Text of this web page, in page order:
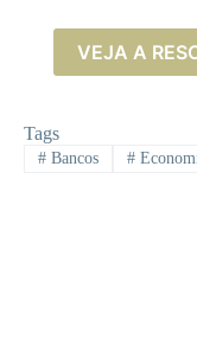
VEJA A
Tags
#Bancos #